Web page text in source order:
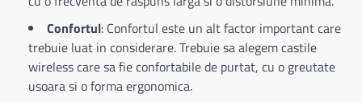
Confortul: Confortul este un alt factor important care
trebuie luat in considerare. Trebuie sa alegem castile
wireless care sa fie confortabile de purtat, cu o greutate
usoara si o forma ergonomica.